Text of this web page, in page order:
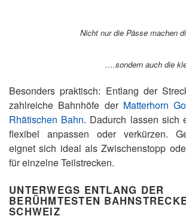
Nicht nur die Pässe machen
….sondern auch die
Besonders praktisch: Entlang der
zahlreiche Bahnhöfe der Matterhorn
Rhätischen Bahn. Dadurch lassen sich
flexibel anpassen oder verkürzen.
eignet sich ideal als Zwischenstopp
für einzelne Teilstrecken.
UNTERWEGS ENTLANG DER
BERÜHMTESTEN
SCHWEIZ